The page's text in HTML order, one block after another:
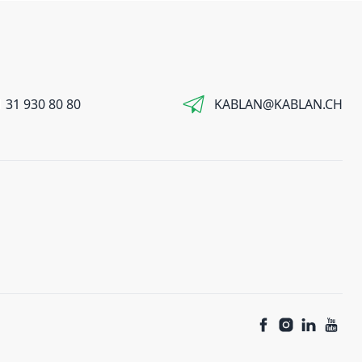
31 930 80 80 KABLAN@KABLAN.CH